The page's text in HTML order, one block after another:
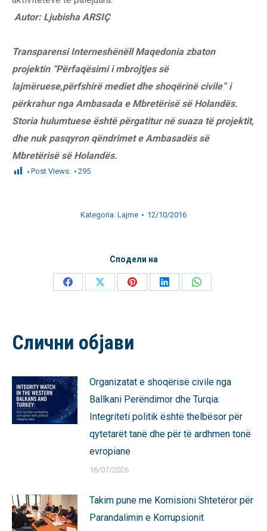
Autor: Ljubisha ARSIÇ
Transparensi Interneshënëll Maqedonia zbaton
projektin “Përfaqësimi i mbrojtjes së
lajmëruese,përfshirë mediet dhe shoqërinë civile” i
përkrahur nga Ambasada e Mbretërisë së Holandës.
Storia hulumtuese është përgatitur në suaza të projektit,
dhe nuk pasqyron qëndrimet e Ambasadës së
Mbretërisë së Holandës.
Post Views: 295
Kategoria: Lajme 12/10/2016
Сподели на
Share
Share
Share
Share
Share
Слични објави
Organizatat e shoqërisë civile nga
Ballkani Perëndimor dhe Turqia:
Integriteti politik është thelbësor për
qytetarët tanë dhe për të ardhmen tonë
evropiane
16/07/2026
Takim pune me Komisioni Shtetëror për
Parandalimin e Korrupsionit